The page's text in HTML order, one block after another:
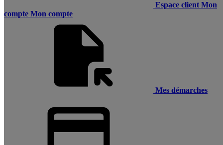
Espace client Mon
compte Mon compte
Mes démarches